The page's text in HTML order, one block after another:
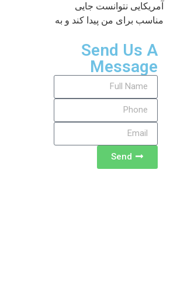
آمریکایی نتوانست جایی
مناسب برای من پیدا کند و به
Send Us A
Message
Send